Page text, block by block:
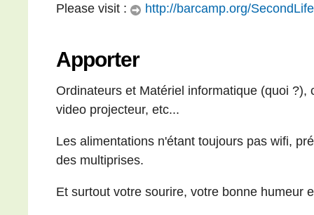
Please visit : http://barcamp.org/
Apporter
Ordinateurs et Matériel informatique (quoi ?),
video projecteur, etc...
Les alimentations n'étant toujours pas wifi,
des multiprises.
Et surtout votre sourire, votre bonne humeur